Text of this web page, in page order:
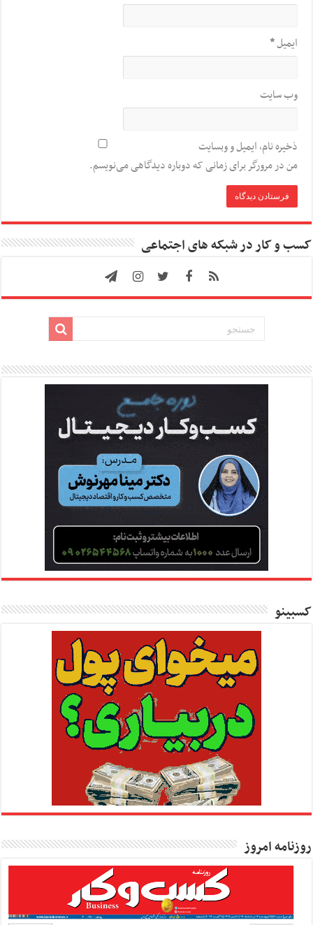
ایمیل*
وب‌ سایت
ذخیره نام، ایمیل و وبسایت
من در مرورگر برای زمانی که دوباره دیدگاهی می‌نویسم.
کسب و کار در شبکه های اجتماعی
کسبینو
روزنامه امروز